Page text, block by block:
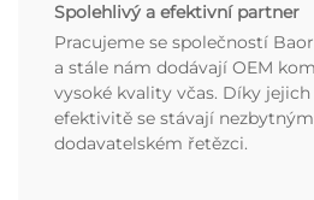
Spolehlivý a efektivní partner
Pracujeme se společností
a stále nám dodávají OEM
vysoké kvality včas. Díky
efektivitě se stávají
dodavatelském řetězci.